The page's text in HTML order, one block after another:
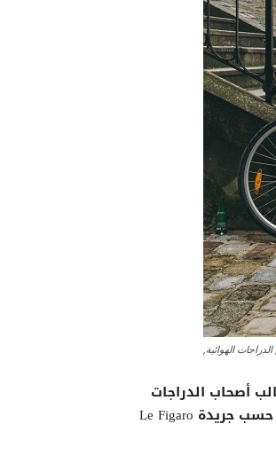
الهوائية,
أصحاب الدراجات
الهوائية بتقديم بطاقات رمادية جديدة خاصة أثناء مراقبة الشرطة، و هذا حسب جريدة Le Figaro